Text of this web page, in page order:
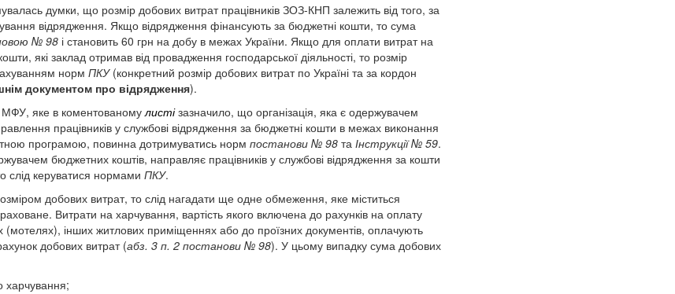
думки, що розмір добових витрат працівників ЗОЗ-КНП залежить від того, за
відрядження. Якщо відрядження фінансують за бюджетні кошти, то сума
№ 98і становить 60 грн на добу в межах України. Якщо для оплати витрат на
які заклад отримав від провадження господарської діяльності, то розмір
норм ПКУ(конкретний розмір добових витрат по Україні та за кордон
документом про відрядження).
МФУ, яке в коментованому листізазначило, що організація, яка є одержувачем
працівників у службові відрядження за бюджетні кошти в межах виконання
програмою, повинна дотримуватись норм постанови № 98та Інструкції № 59.
бюджетних коштів, направляє працівників у службові відрядження за кошти
слід керуватися нормами ПКУ.
добових витрат, то слід нагадати ще одне обмеження, яке міститься
Витрати на харчування, вартість якого включена до рахунків на оплату
(мотелях), інших житлових приміщеннях або до проїзних документів, оплачують
добових витрат (абз. 3 п. 2 постанови № 98). У цьому випадку сума добових
харчування;